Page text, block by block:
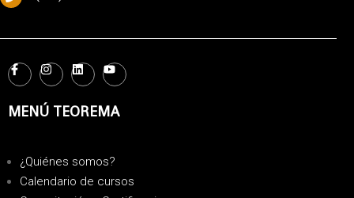
MENÚ TEOREMA
¿Quiénes somos?
Calendario de cursos